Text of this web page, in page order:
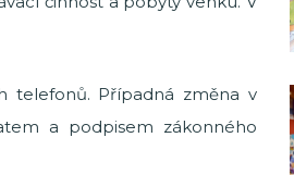
telefonů. Případná změna v
a podpisem zákonného